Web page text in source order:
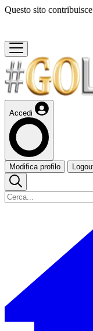
Questo sito
Accedi
Modifica profilo